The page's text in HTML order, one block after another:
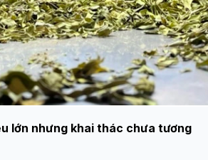
lớn nhưng khai thác chưa tương